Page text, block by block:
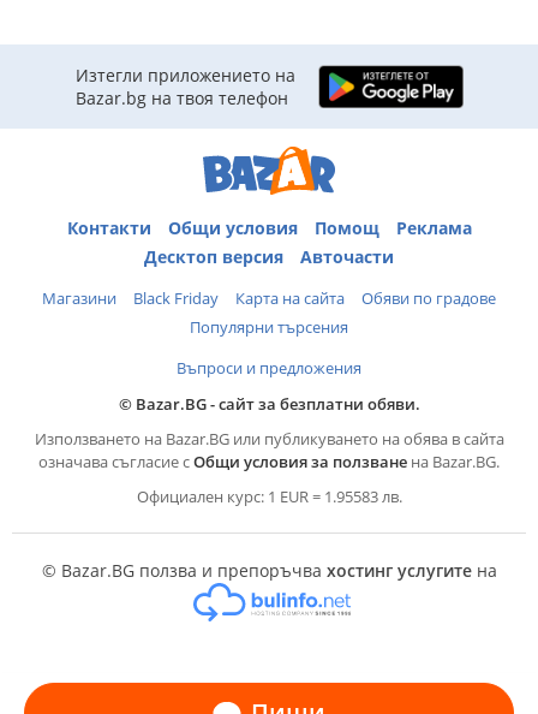
Изтегли приложението на
Bazar.bg на твоя телефон
Контакти Общи условия Помощ
Реклама
Десктоп версия
Авточасти
Магазини Black Friday Карта на сайта
Обяви по градове
Популярни търсения
Въпроси и предложения
© Bazar.BG - сайт за безплатни обяви.
Използването на Bazar.BG или публикуването на обява в сайта
означава съгласие сОбщи условия за ползване на Bazar.BG.
Официален курс: 1 EUR = 1.95583 лв.
© Bazar.BG ползва и препоръчва хостинг услугитена